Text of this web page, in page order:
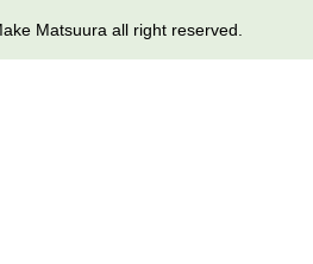
Matsuura all right reserved.